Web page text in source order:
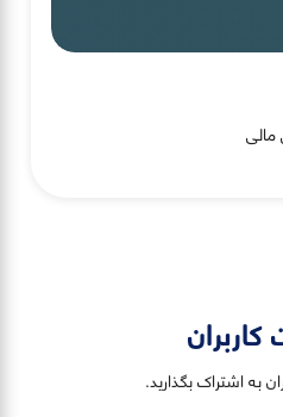
به اشتراک بگذارید.